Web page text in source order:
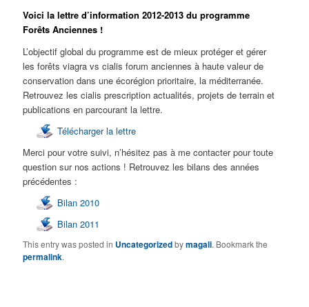
Voici la lettre d’information 2012-2013 du programme
Forêts Anciennes !
L’objectif global du programme est de mieux protéger et gérer
les forêts viagra vs cialis forum anciennes à haute valeur de
conservation dans une écorégion prioritaire, la méditerranée.
Retrouvez les cialis prescription actualités, projets de terrain et
publications en parcourant la lettre.
Télécharger la lettre
Merci pour votre suivi, n’hésitez pas à me contacter pour toute
question sur nos actions ! Retrouvez les bilans des années
précédentes :
Bilan 2010
Bilan 2011
This entry was posted in Uncategorizedbymagali. Bookmark the
permalink.